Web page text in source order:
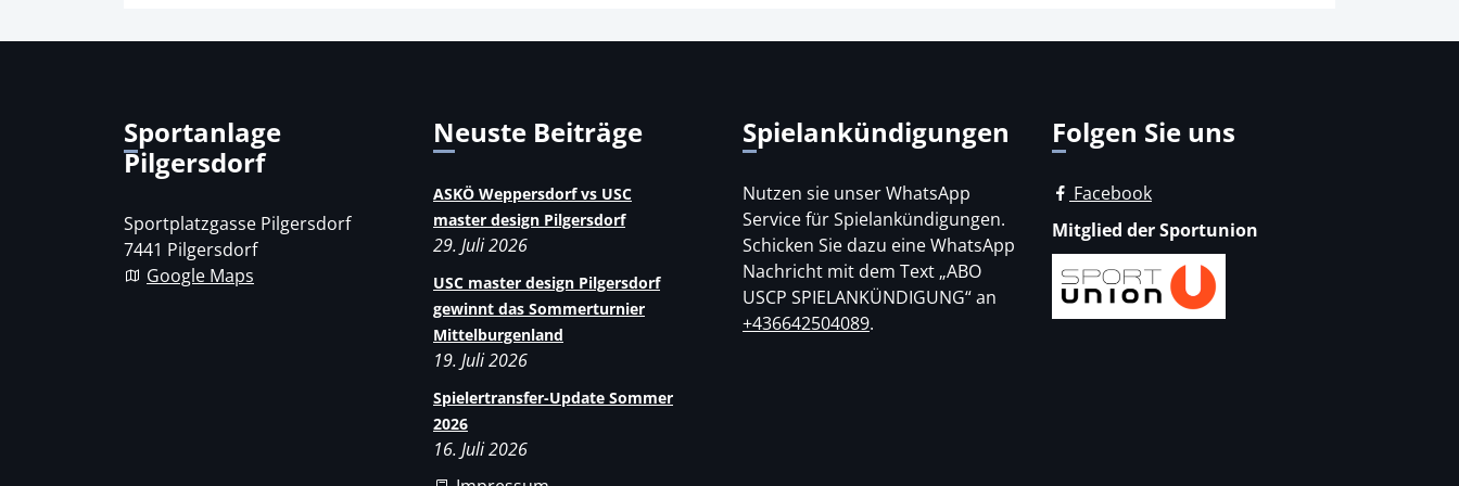
Sportanlage
Pilgersdorf
Sportplatzgasse Pilgersdorf
7441 Pilgersdorf
Google Maps
Neuste Beiträge
ASKÖ Weppersdorf vs USC
master design Pilgersdorf
29. Juli 2026
USC master design Pilgersdorf
gewinnt das Sommerturnier
Mittelburgenland
19. Juli 2026
Spielertransfer-Update Sommer
2026
16. Juli 2026
Spielankündigungen
Nutzen sie unser WhatsApp
Service für Spielankündigungen.
Schicken Sie dazu eine WhatsApp
Nachricht mit dem Text „ABO
USCP SPIELANKÜNDIGUNG“ an
+436642504089.
Folgen Sie uns
Facebook
Mitglied der Sportunion